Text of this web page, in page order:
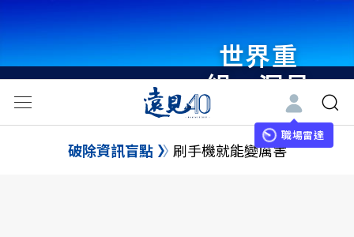
世界重
組・洞見
未來 與
世界領袖
職場雷達
破除資訊盲點 刷手機就能變厲害